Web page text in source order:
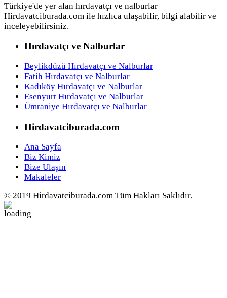
Türkiye'de yer alan hırdavatçı ve nalburlar
Hirdavatciburada.com ile hızlıca ulaşabilir, bilgi alabilir ve
inceleyebilirsiniz.
Hırdavatçı ve Nalburlar
Beylikdüzü Hırdavatçı ve Nalburlar
Fatih Hırdavatçı ve Nalburlar
Kadıköy Hırdavatçı ve Nalburlar
Esenyurt Hırdavatçı ve Nalburlar
Ümraniye Hırdavatçı ve Nalburlar
Hirdavatciburada.com
Ana Sayfa
Biz Kimiz
Bize Ulaşın
Makaleler
© 2019 Hirdavatciburada.com Tüm Hakları Saklıdır.